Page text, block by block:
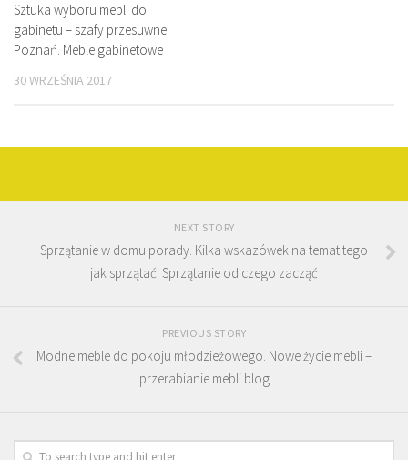
Sztuka wyboru mebli do
gabinetu – szafy przesuwne
Poznań. Meble gabinetowe
30 WRZEŚNIA 2017
NEXT STORY
Sprzątanie w domu porady. Kilka wskazówek na temat tego
jak sprzątać. Sprzątanie od czego zacząć
PREVIOUS STORY
Modne meble do pokoju młodzieżowego. Nowe życie mebli –
przerabianie mebli blog